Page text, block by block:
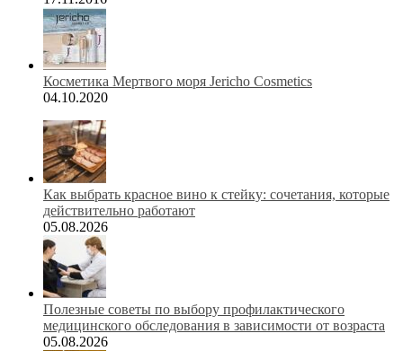
Косметика Мертвого моря Jericho Cosmetics
04.10.2020
Как выбрать красное вино к стейку: сочетания, которые
действительно работают
05.08.2026
Полезные советы по выбору профилактического
медицинского обследования в зависимости от возраста
05.08.2026